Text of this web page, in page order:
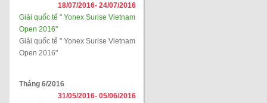
18/07/2016- 24/07/2016
Giải quốc tế " Yonex Surise Vietnam
Open 2016"
Giải quốc tế " Yonex Surise Vietnam
Open 2016"
Tháng 6/2016
31/05/2016- 05/06/2016